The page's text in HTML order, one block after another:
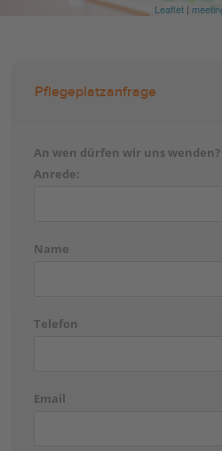
Leaflet |
Pflegeplatzanfrage
An wen dürfen wir uns wenden?
Anrede:
Name
Telefon
Email